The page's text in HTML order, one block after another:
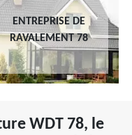
ENTREPRISE DE
RAVALEMENT 78
WDT 78, le